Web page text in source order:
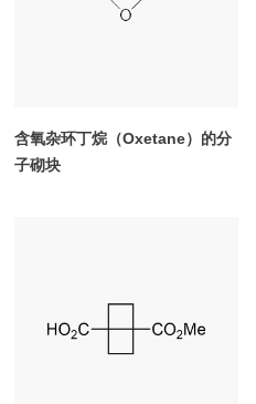
含氧杂环丁烷（Oxetane）的分
子砌块